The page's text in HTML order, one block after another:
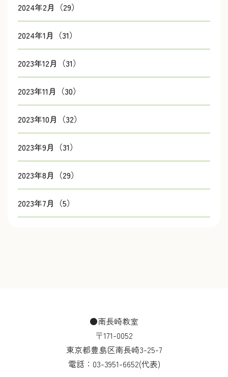
2024年2月（29）
2024年1月（31）
2023年12月（31）
2023年11月（30）
2023年10月（32）
2023年9月（31）
2023年8月（29）
2023年7月（5）
●南長崎教室
〒171-0052
東京都豊島区南長崎3-25-7
電話： 03-3951-6652(代表)